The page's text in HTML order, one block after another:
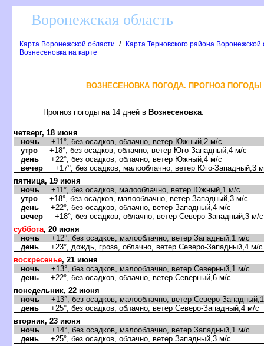
оронежская область
Карта Воронежской области /
Карта Терновского района
ознесеновка на карте
ОЗНЕСЕНОВКА ПОГОДА. ПРОГНОЗ ПОГОДЫ
Прогноз погоды на 14 дней ознесеновка:
четверг, 18 июня
ночь +11°, без осадков, облачно, ветер Южный,2 м/с
утро +18°, без осадков, облачно, ветер Юго-Западный,4 м/с
день +22°, без осадков, облачно, ветер Южный,4 м/с
ечер +17°, без осадков, малооблачно, ветер Юго-Западный,3
пятница, 19 июня
ночь +11°, без осадков, малооблачно, ветер Южный,1 м/с
утро +18°, без осадков, малооблачно, ветер Западный,3 м/с
день +22°, без осадков, облачно, ветер Западный,4 м/с
ечер +18°, без осадков, облачно, ветер Северо-Западный,3 м/с
суббота, 20 июня
ночь +12°, без осадков, малооблачно, ветер Западный,1 м/с
день +23°, дождь, гроза, облачно, ветер Северо-Западный,4 м/с
оскресенье, 21 июня
ночь +13°, без осадков, малооблачно, ветер Северный,1 м/с
день +22°, без осадков, облачно, ветер Северный,6 м/с
понедельник, 22 июня
ночь +13°, без осадков, малооблачно, ветер Северо-
день +25°, без осадков, облачно, ветер Северо-Западный,4 м/с
торник, 23 июня
ночь +14°, без осадков, малооблачно, ветер Западный,1 м/с
день +25°, без осадков, облачно, ветер Западный,3 м/с